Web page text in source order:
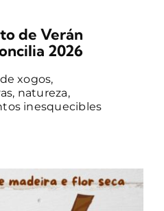
de Verán
2026
xogos,
natureza,
inesquecibles